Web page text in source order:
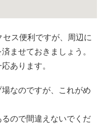
ス便利ですが、周辺に
ませておきましょう。
あります。
なのですが、これがめ
ので間違えないでくだ